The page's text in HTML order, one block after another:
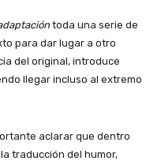
toda una serie de
para dar lugar a otro
del original, introduce
llegar incluso al extremo
aclarar que dentro
traducción del humor,